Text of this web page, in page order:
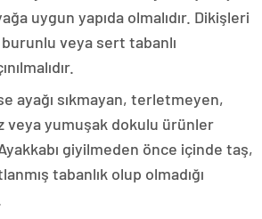
uygun yapıda olmalıdır. Dikişleri
veya sert tabanlı
ayağı sıkmayan, terletmeyen,
veya yumuşak dokulu ürünler
giyilmeden önce içinde taş,
tabanlık olup olmadığı